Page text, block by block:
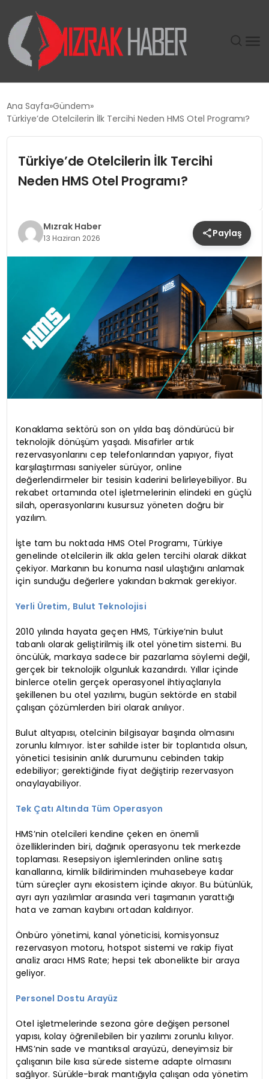
DÜNYA
SPOR
TEKNOLOJI
Ana Sayfa Gündem
Türkiye’de Otelcilerin İlk Tercihi Neden HMS Otel Programı?
Türkiye’de Otelcilerin İlk Tercihi
Neden HMS Otel Programı?
Mızrak Haber
13 Haziran 2026 Paylaş
Konaklama sektörü son on yılda baş döndürücü bir
teknolojik dönüşüm yaşadı. Misafirler artık
rezervasyonlarını cep telefonlarından yapıyor, fiyat
karşılaştırması saniyeler sürüyor, online
değerlendirmeler bir tesisin kaderini belirleyebiliyor. Bu
rekabet ortamında otel işletmelerinin elindeki en güçlü
silah, operasyonlarını kusursuz yöneten doğru bir
yazılım.
İşte tam bu noktada HMS Otel Programı, Türkiye
genelinde otelcilerin ilk akla gelen tercihi olarak dikkat
çekiyor. Markanın bu konuma nasıl ulaştığını anlamak
için sunduğu değerlere yakından bakmak gerekiyor.
Yerli Üretim, Bulut Teknolojisi
2010 yılında hayata geçen HMS, Türkiye’nin bulut
tabanlı olarak geliştirilmiş ilk otel yönetim sistemi. Bu
öncülük, markaya sadece bir pazarlama söylemi değil,
gerçek bir teknolojik olgunluk kazandırdı. Yıllar içinde
binlerce otelin gerçek operasyonel ihtiyaçlarıyla
şekillenen bu otel yazılımı, bugün sektörde en stabil
çalışan çözümlerden biri olarak anılıyor.
Bulut altyapısı, otelcinin bilgisayar başında olmasını
zorunlu kılmıyor. İster sahilde ister bir toplantıda olsun,
yönetici tesisinin anlık durumunu cebinden takip
edebiliyor; gerektiğinde fiyat değiştirip rezervasyon
onaylayabiliyor.
Tek Çatı Altında Tüm Operasyon
HMS’nin otelcileri kendine çeken en önemli
özelliklerinden biri, dağınık operasyonu tek merkezde
toplaması. Resepsiyon işlemlerinden online satış
kanallarına, kimlik bildiriminden muhasebeye kadar
tüm süreçler aynı ekosistem içinde akıyor. Bu bütünlük,
ayrı ayrı yazılımlar arasında veri taşımanın yarattığı
hata ve zaman kaybını ortadan kaldırıyor.
Önbüro yönetimi, kanal yöneticisi, komisyonsuz
rezervasyon motoru, hotspot sistemi ve rakip fiyat
analiz aracı HMS Rate; hepsi tek abonelikte bir araya
geliyor.
Personel Dostu Arayüz
Otel işletmelerinde sezona göre değişen personel
yapısı, kolay öğrenilebilen bir yazılımı zorunlu kılıyor.
HMS’nin sade ve mantıksal arayüzü, deneyimsiz bir
çalışanın bile kısa sürede sisteme adapte olmasını
sağlıyor. Sürükle-bırak mantığıyla çalışan oda yönetim